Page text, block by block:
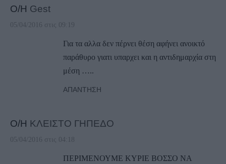
Ο/Η Gest
05/04/2016 στις 09:19
Για τα αλλα δεν πέρνει θέση αφήνει ανοικτό
παράθυρο γιατι υπαρχει και η αντιδημαρχία στη
μέση …..
ΑΠΆΝΤΗΣΗ
Ο/Η ΚΛΕΙΣΤΟ ΓΗΠΕΔΟ
05/04/2016 στις 04:18
ΠΕΡΙΜΕΝΟΥΜΕ ΚΥΡΙΕ ΒΟΣΣΟ ΝΑ